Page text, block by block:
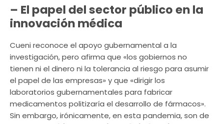
– El papel del sector público en la
innovación médica
Cueni reconoce el apoyo gubernamental a la
investigación, pero afirma que «los gobiernos no
tienen ni el dinero ni la tolerancia al riesgo para asumir
el papel de las empresas» y que «dirigir los
laboratorios gubernamentales para fabricar
medicamentos politizaría el desarrollo de fármacos».
Sin embargo, irónicamente, en esta pandemia, son de